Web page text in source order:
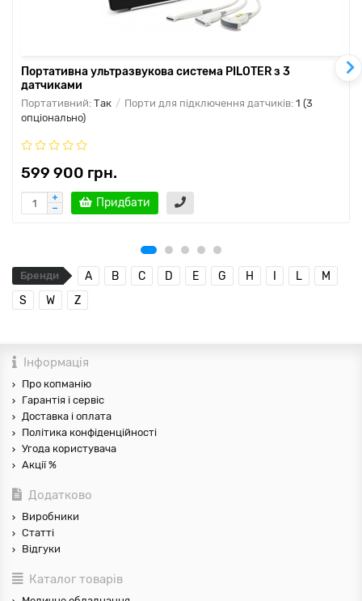
Портативна ультразвукова система PILOTER з 3
датчиками
Портативний: Так Порти для підключення датчиків: 1 (3
опціонально)
599 900 грн.
Придбати
Бренди A B C D E G H L
M
S
W Z
Інформація
Про копманію
Гарантія і сервіс
Доставка і оплата
Політика конфіденційності
Угода користувача
Акції %
Додатково
Виробники
Статті
Відгуки
Каталог товарів